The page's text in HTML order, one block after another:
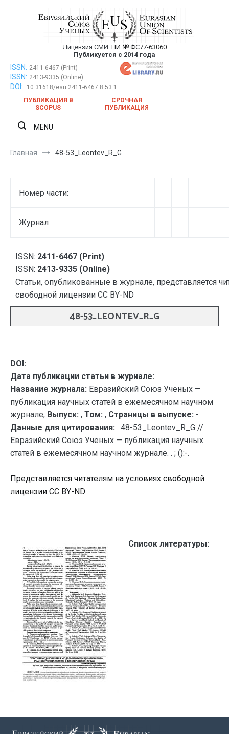
Евразийский Союз Ученых —
публикация научных статей в
ежемесячном научном журнале
Лицензия СМИ: ПИ № ФС77-63060
Публикуется с 2014 года
Евразийский Союз Ученых — публикация научных статей в
ежемесячном научном журнале
ISSN: 2411-6467 (Print)
ISSN: 2413-9335 (Online)
DOI:
10.31618/esu.2411-6467.8.53.1
ПУБЛИКАЦИЯ В
SCOPUS
СРОЧНАЯ
ПУБЛИКАЦИЯ
MENU
Главная 48-53_Leontev_R_G
Номер части:
Журнал
ISSN: 2411-6467 (Print)
ISSN: 2413-9335 (Online)
Статьи, опубликованные в журнале, представляется
свободной лицензии CC BY-ND
48-53_LEONTEV_R_G
DOI:
Дата публикации статьи в журнале:
Название журнала: Евразийский Союз Ученых —
публикация научных статей в ежемесячном научном
журнале, Выпуск: , Том: , Страницы в выпуске: -
Данные для цитирования: . 48-53_Leontev_R_G //
Евразийский Союз Ученых — публикация научных
статей в ежемесячном научном журнале. . ; ():-.
Представляется читателям на условиях свободной
лицензии CC BY-ND
Список литературы: